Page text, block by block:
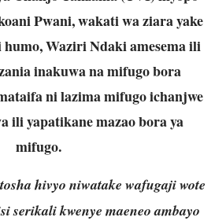
Pwani, wakati wa ziara yake
Waziri Ndaki amesema ili
inakuwa na mifugo bora
ni lazima mifugo ichanjwe
ili yapatikane mazao bora ya
mifugo.
hivyo niwatake wafugaji wote
serikali kwenye maeneo ambayo